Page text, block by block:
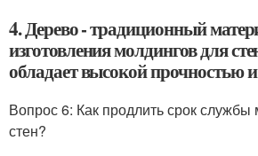
4. Дерево - традиционный
изготовления молдингов для
обладает высокой прочностью
Вопрос 6: Как продлить срок службы
стен?